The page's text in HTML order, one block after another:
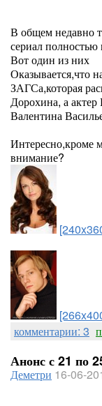
В общем недавно
сериал
Вот один из них
Оказывается,что
ЗАГСа,которая
Дорохина, а
Валентина
Интересно,кроме
внимание?
комментарии: 3
Анонс с 21 по
Деметри 16-06-